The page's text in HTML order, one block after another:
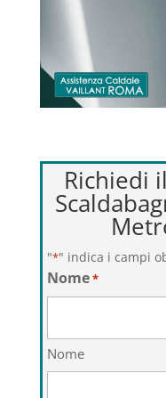
Richiedi
"*" indica i campi
Nome*
Nome